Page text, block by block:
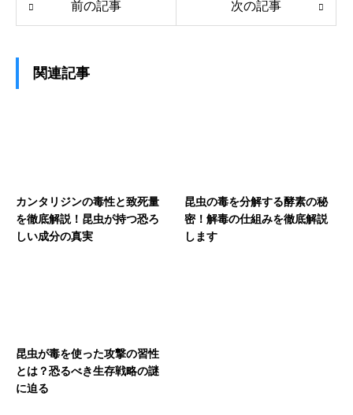
前の記事 次の記事
関連記事
カンタリジンの毒性と致死量
を徹底解説！昆虫が持つ恐ろ
しい成分の真実
昆虫の毒を分解する酵素の秘
密！解毒の仕組みを徹底解説
します
昆虫が毒を使った攻撃の習性
とは？恐るべき生存戦略の謎
に迫る